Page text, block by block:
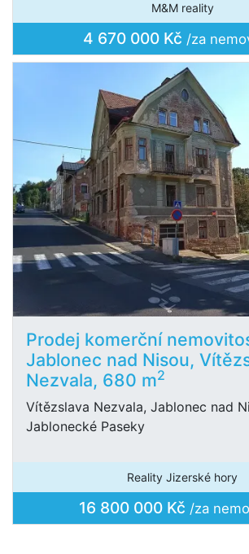
M&M reality
4 670 000 Kč /za
Prodej komerční
Jablonec nad Nisou,
Nezvala, 680 m2
Vítězslava Nezvala, Jablonec nad
Jablonecké Paseky
Reality Jizerské hory
16 800 000 Kč /za